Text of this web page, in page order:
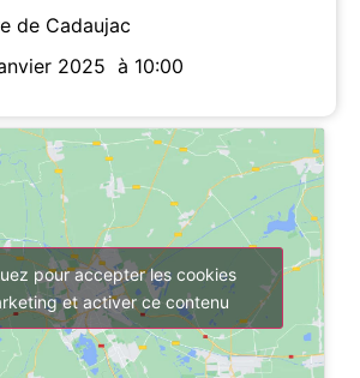
de Cadaujac
2025 à 10:00
pour accepter les cookies
et activer ce contenu